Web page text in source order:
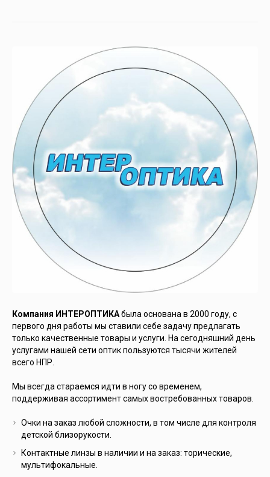
Компания ИНТЕРОПТИКАбыла основана в 2000 году, с
первого дня работы мы ставили себе задачу предлагать
только качественные товары и услуги. На сегодняшний день
услугами нашей сети оптик пользуются тысячи жителей
всего НПР.
Мы всегда стараемся идти в ногу со временем,
поддерживая ассортимент самых востребованных товаров.
Очки на заказ любой сложности, в том числе для контроля
детской близорукости.
Контактные линзы в наличии и на заказ: торические,
мультифокальные.